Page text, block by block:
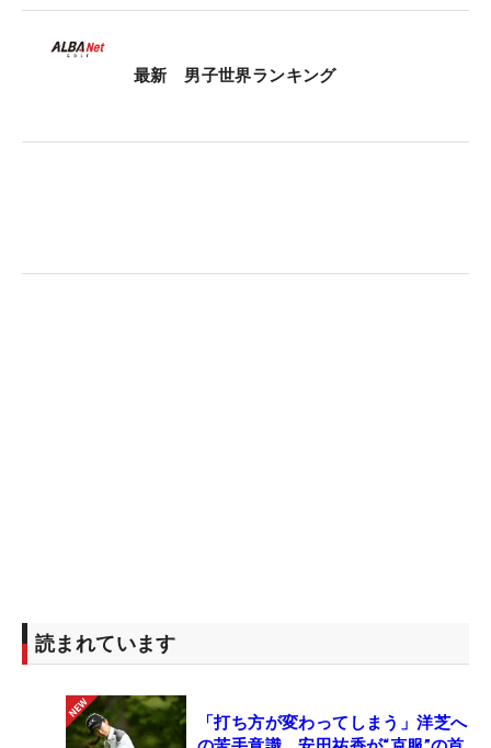
たフィル・ミケルソン（米国）はプレー終了後に
「もしLIVゴルフが72ホール大会になっても驚かな
最新 男子世界ランキング
読まれています
「打ち方が変わってしまう」洋芝へ